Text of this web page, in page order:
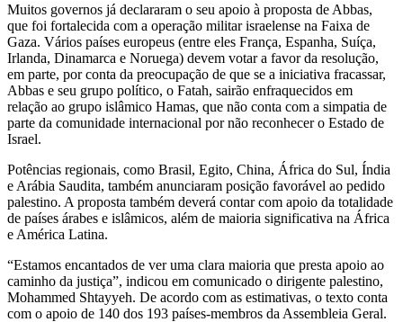
Muitos governos já declararam o seu apoio à proposta de Abbas,
que foi fortalecida com a operação militar israelense na Faixa de
Gaza. Vários países europeus (entre eles França, Espanha, Suíça,
Irlanda, Dinamarca e Noruega) devem votar a favor da resolução,
em parte, por conta da preocupação de que se a iniciativa fracassar,
Abbas e seu grupo político, o Fatah, sairão enfraquecidos em
relação ao grupo islâmico Hamas, que não conta com a simpatia de
parte da comunidade internacional por não reconhecer o Estado de
Israel.
Potências regionais, como Brasil, Egito, China, África do Sul, Índia
e Arábia Saudita, também anunciaram posição favorável ao pedido
palestino. A proposta também deverá contar com apoio da totalidade
de países árabes e islâmicos, além de maioria significativa na África
e América Latina.
“Estamos encantados de ver uma clara maioria que presta apoio ao
caminho da justiça”, indicou em comunicado o dirigente palestino,
Mohammed Shtayyeh. De acordo com as estimativas, o texto conta
com o apoio de 140 dos 193 países-membros da Assembleia Geral.